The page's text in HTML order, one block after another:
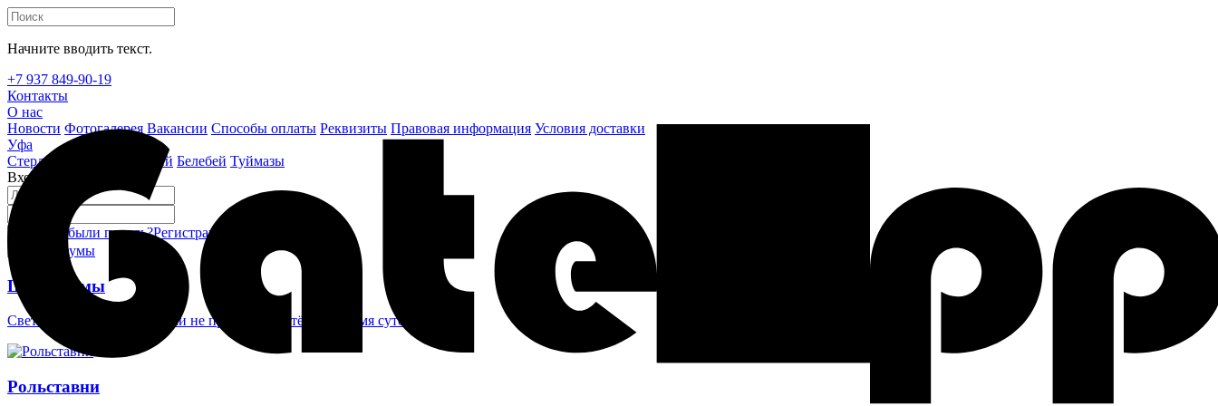
Начните вводить текст.
+7 937 849-90-19
Контакты
О нас
Новости Фотогалерея Вакансии Способы оплаты Реквизиты Правовая информация Условия доставки
Уфа
Стерлитамак
Октябрьский Белебей Туймазы
Вход на сайт
Забыли пароль?Регистрация
Шлагбаумы
Светоотражающие наклейки не проглядеть в тёмное время суток
Рольставни